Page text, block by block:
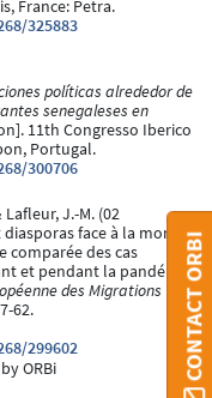
France: Petra.
325883
políticas alrededor de
senegaleses en
11th Congresso Iberico
Portugal.
300706
Lafleur, J.-M. (02
face à la mort
comparée des cas
et pendant la pandémie
des Migrations
62.
299602
ORBi
CONTACT ORBI